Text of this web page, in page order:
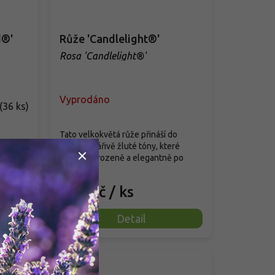
(36 ks)
Růže 'Candlelight®'
Rosa 'Candlelight®'
Vyprodáno
299 Kč / ks
Detail
Tato velkokvětá růže přináší do
zahrady zářivě žluté tóny, které
působí přirozeně a elegantně po